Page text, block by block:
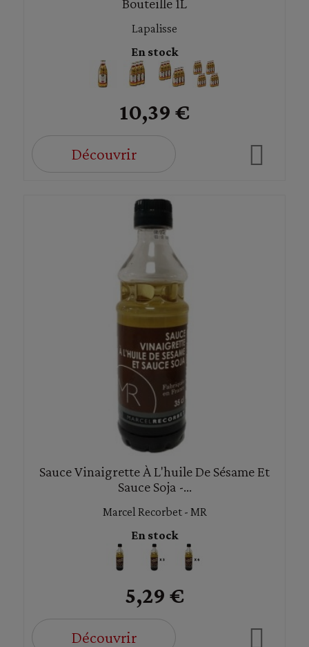
Bouteille 1L
Lapalisse
En stock
10,39 €
Découvrir
Sauce Vinaigrette À L'huile De Sésame Et
Sauce Soja -...
Marcel Recorbet - MR
En stock
5,29 €
Découvrir